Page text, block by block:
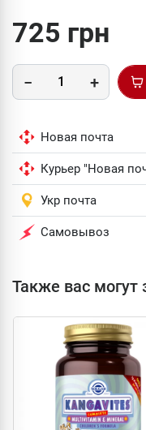
725 грн
Новая почта
Курьер "Новая
Укр почта
Самовывоз
Также вас могут